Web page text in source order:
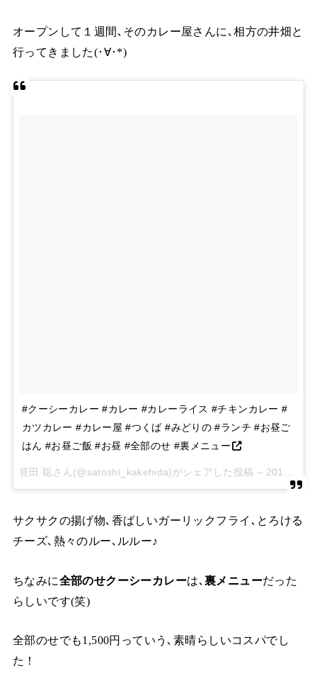
オープンして１週間､そのカレー屋さんに､相方の井畑と
行ってきました(･∀･*)
#クーシーカレー #カレー #カレーライス #チキンカレー #
カツカレー #カレー屋 #つくば #みどりの #ランチ #お昼ご
はん #お昼ご飯 #お昼 #全部のせ #裏メニュー
筧田 聡さん(@satoshi_kakehida)がシェアした投稿 – 2017 9月 28 12:48午前 PDT
サクサクの揚げ物､香ばしいガーリックフライ､とろける
チーズ､熱々のルー､ルルー♪
ちなみに全部のせクーシーカレーは､ 裏メニューだった
らしいです(笑)
全部のせでも1,500円っていう､素晴らしいコスパでし
た！